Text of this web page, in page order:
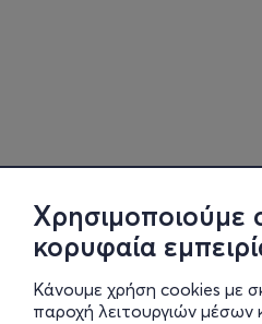
Χρησιμοποιούμε
κορυφαία
Κάνουμε χρήση cookies με
παροχή λειτουργιών μέσων